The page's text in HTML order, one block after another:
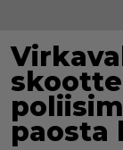
paosta